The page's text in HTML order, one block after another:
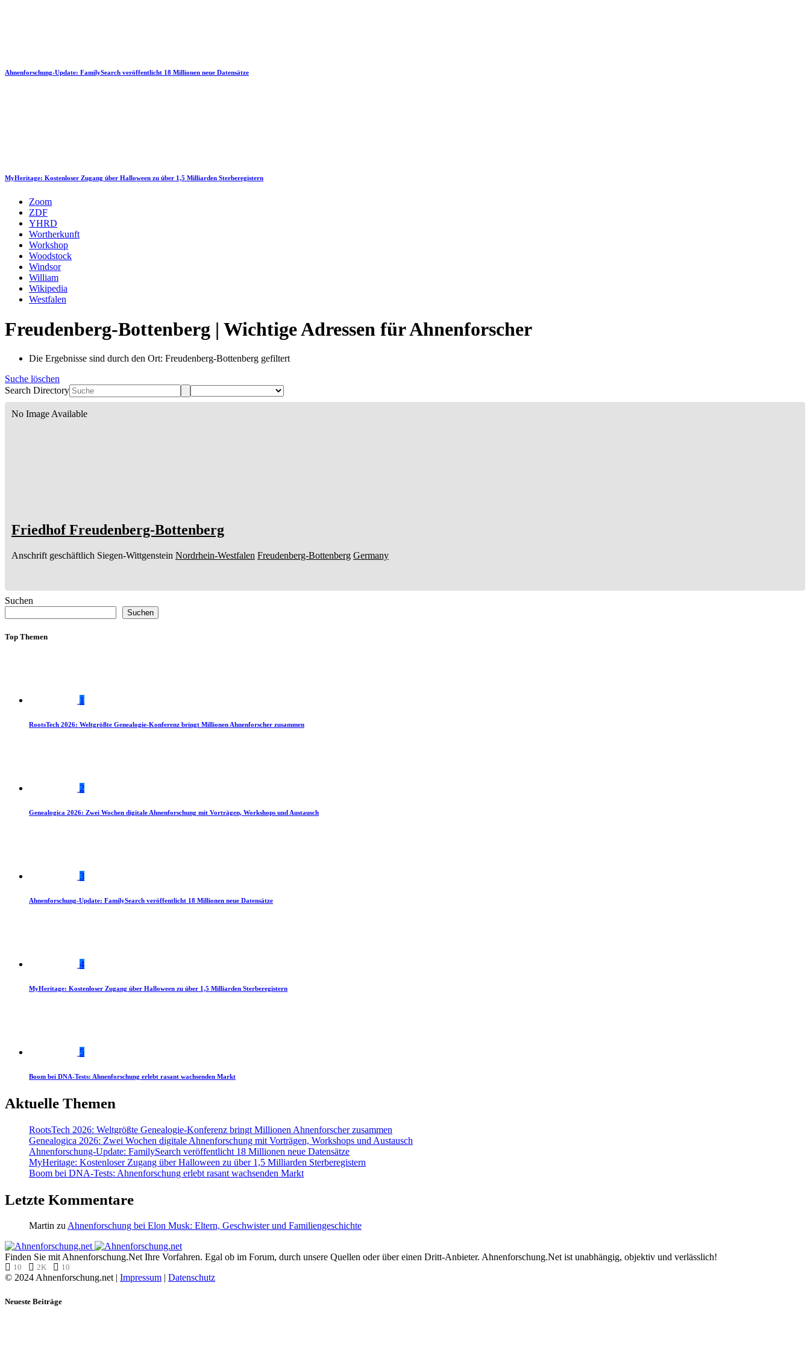
Ahnenforschung-Update: FamilySearch veröffentlicht 18 Millionen neue Datensätze
MyHeritage: Kostenloser Zugang über Halloween zu über 1,5 Milliarden Sterberegistern
Zoom
ZDF
YHRD
Wortherkunft
Workshop
Woodstock
Windsor
William
Wikipedia
Westfalen
Freudenberg-Bottenberg | Wichtige Adressen für Ahnenforscher
Die Ergebnisse sind durch den Ort: Freudenberg-Bottenberg gefiltert
Suche löschen
Search Directory
No Image Available
Friedhof Freudenberg-Bottenberg
Anschrift geschäftlich Siegen-Wittgenstein Nordrhein-Westfalen Freudenberg-Bottenberg Germany
Suchen
Suchen
Top Themen
1
RootsTech 2026: Weltgrößte Genealogie-Konferenz bringt Millionen Ahnenforscher zusammen
2
Genealogica 2026: Zwei Wochen digitale Ahnenforschung mit Vorträgen, Workshops und Austausch
3
Ahnenforschung-Update: FamilySearch veröffentlicht 18 Millionen neue Datensätze
4
MyHeritage: Kostenloser Zugang über Halloween zu über 1,5 Milliarden Sterberegistern
5
Boom bei DNA-Tests: Ahnenforschung erlebt rasant wachsenden Markt
Aktuelle Themen
RootsTech 2026: Weltgrößte Genealogie-Konferenz bringt Millionen Ahnenforscher zusammen
Genealogica 2026: Zwei Wochen digitale Ahnenforschung mit Vorträgen, Workshops und Austausch
Ahnenforschung-Update: FamilySearch veröffentlicht 18 Millionen neue Datensätze
MyHeritage: Kostenloser Zugang über Halloween zu über 1,5 Milliarden Sterberegistern
Boom bei DNA-Tests: Ahnenforschung erlebt rasant wachsenden Markt
Letzte Kommentare
Martin zu Ahnenforschung bei Elon Musk: Eltern, Geschwister und Familiengeschichte
Finden Sie mit Ahnenforschung.Net Ihre Vorfahren. Egal ob im Forum, durch unsere Quellen oder über einen Dritt-Anbieter. Ahnenforschung.Net ist unabhängig, objektiv und verlässlich!
10 2K 10
© 2024 Ahnenforschung.net | Impressum | Datenschutz
Neueste Beiträge